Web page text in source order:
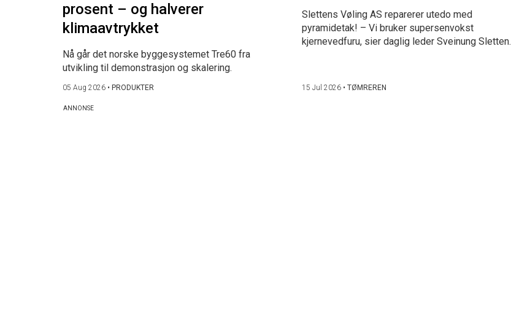
prosent – og halverer
klimaavtrykket
Nå går det norske byggesystemet Tre60 fra
utvikling til demonstrasjon og skalering.
05 Aug 2026 • PRODUKTER
Slettens Vøling AS reparerer utedo med
pyramidetak! – Vi bruker supersenvokst
kjernevedfuru, sier daglig leder Sveinung Sletten.
15 Jul 2026• TØMREREN